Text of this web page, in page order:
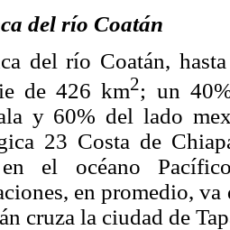
del río Coatán
del río Coatán,
de 426 km2; un
y 60% del lado
23 Costa de
en el océano
en promedio,
cruza la ciudad de